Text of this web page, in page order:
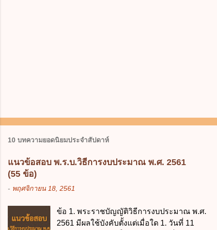
10 บทความยอดนิยมประจำสัปดาห์
แนวข้อสอบ พ.ร.บ.วิธีการงบประมาณ พ.ศ. 2561
(55 ข้อ)
- พฤศจิกายน 18, 2561
ข้อ 1. พระราชบัญญัติวิธีการงบประมาณ พ.ศ.
2561 มีผลใช้บังคับตั้งแต่เมื่อใด 1. วันที่ 11